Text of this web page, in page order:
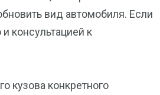
вид автомобиля. Если
консультацией к
кузова конкретного